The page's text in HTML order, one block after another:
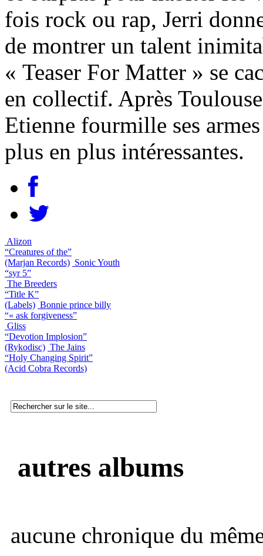
fois rock ou rap, Jerri
de montrer un talent
« Teaser For Matter » se
en collectif. Après
Etienne fourmille ses
plus en plus intéressantes.
Alizon
“Creatures of the”
(Marjan Records) Sonic Youth
“syr 5”
The Breeders
“Title K”
(Labels) Bonnie prince billy
“« ask forgiveness”
Gliss
“Devotion Implosion”
(Rykodisc) The Jains
“Holy Changing Spirit”
(Acid Cobra Records)
autres albums
aucune chronique du